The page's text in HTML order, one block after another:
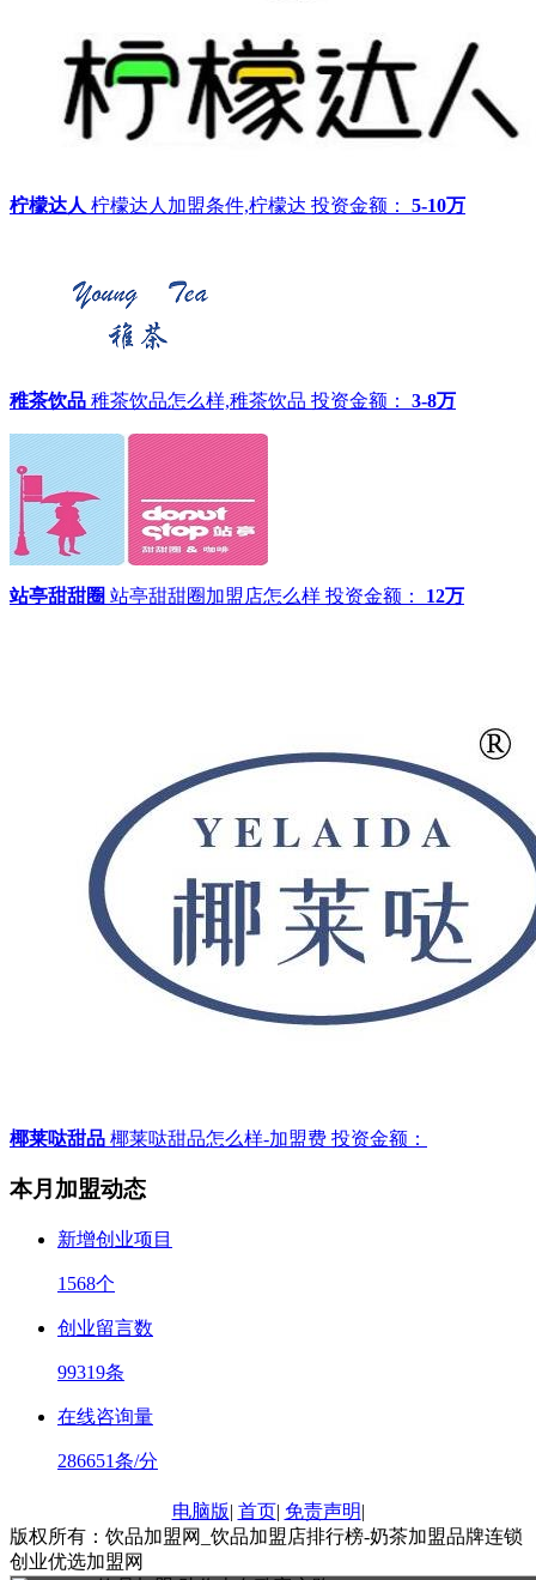
柠檬达人 柠檬达人加盟条件,柠檬达 投资金额： 5-10万
稚茶饮品 稚茶饮品怎么样,稚茶饮品 投资金额： 3-8万
站亭甜甜圈 站亭甜甜圈加盟店怎么样 投资金额： 12万
椰莱哒甜品 椰莱哒甜品怎么样-加盟费 投资金额：
本月加盟动态
新增创业项目
1568个
创业留言数
99319条
在线咨询量
286651条/分
电脑版| 首页| 免责声明|
版权所有：饮品加盟网_饮品加盟店排行榜-奶茶加盟品牌连锁
创业优选加盟网